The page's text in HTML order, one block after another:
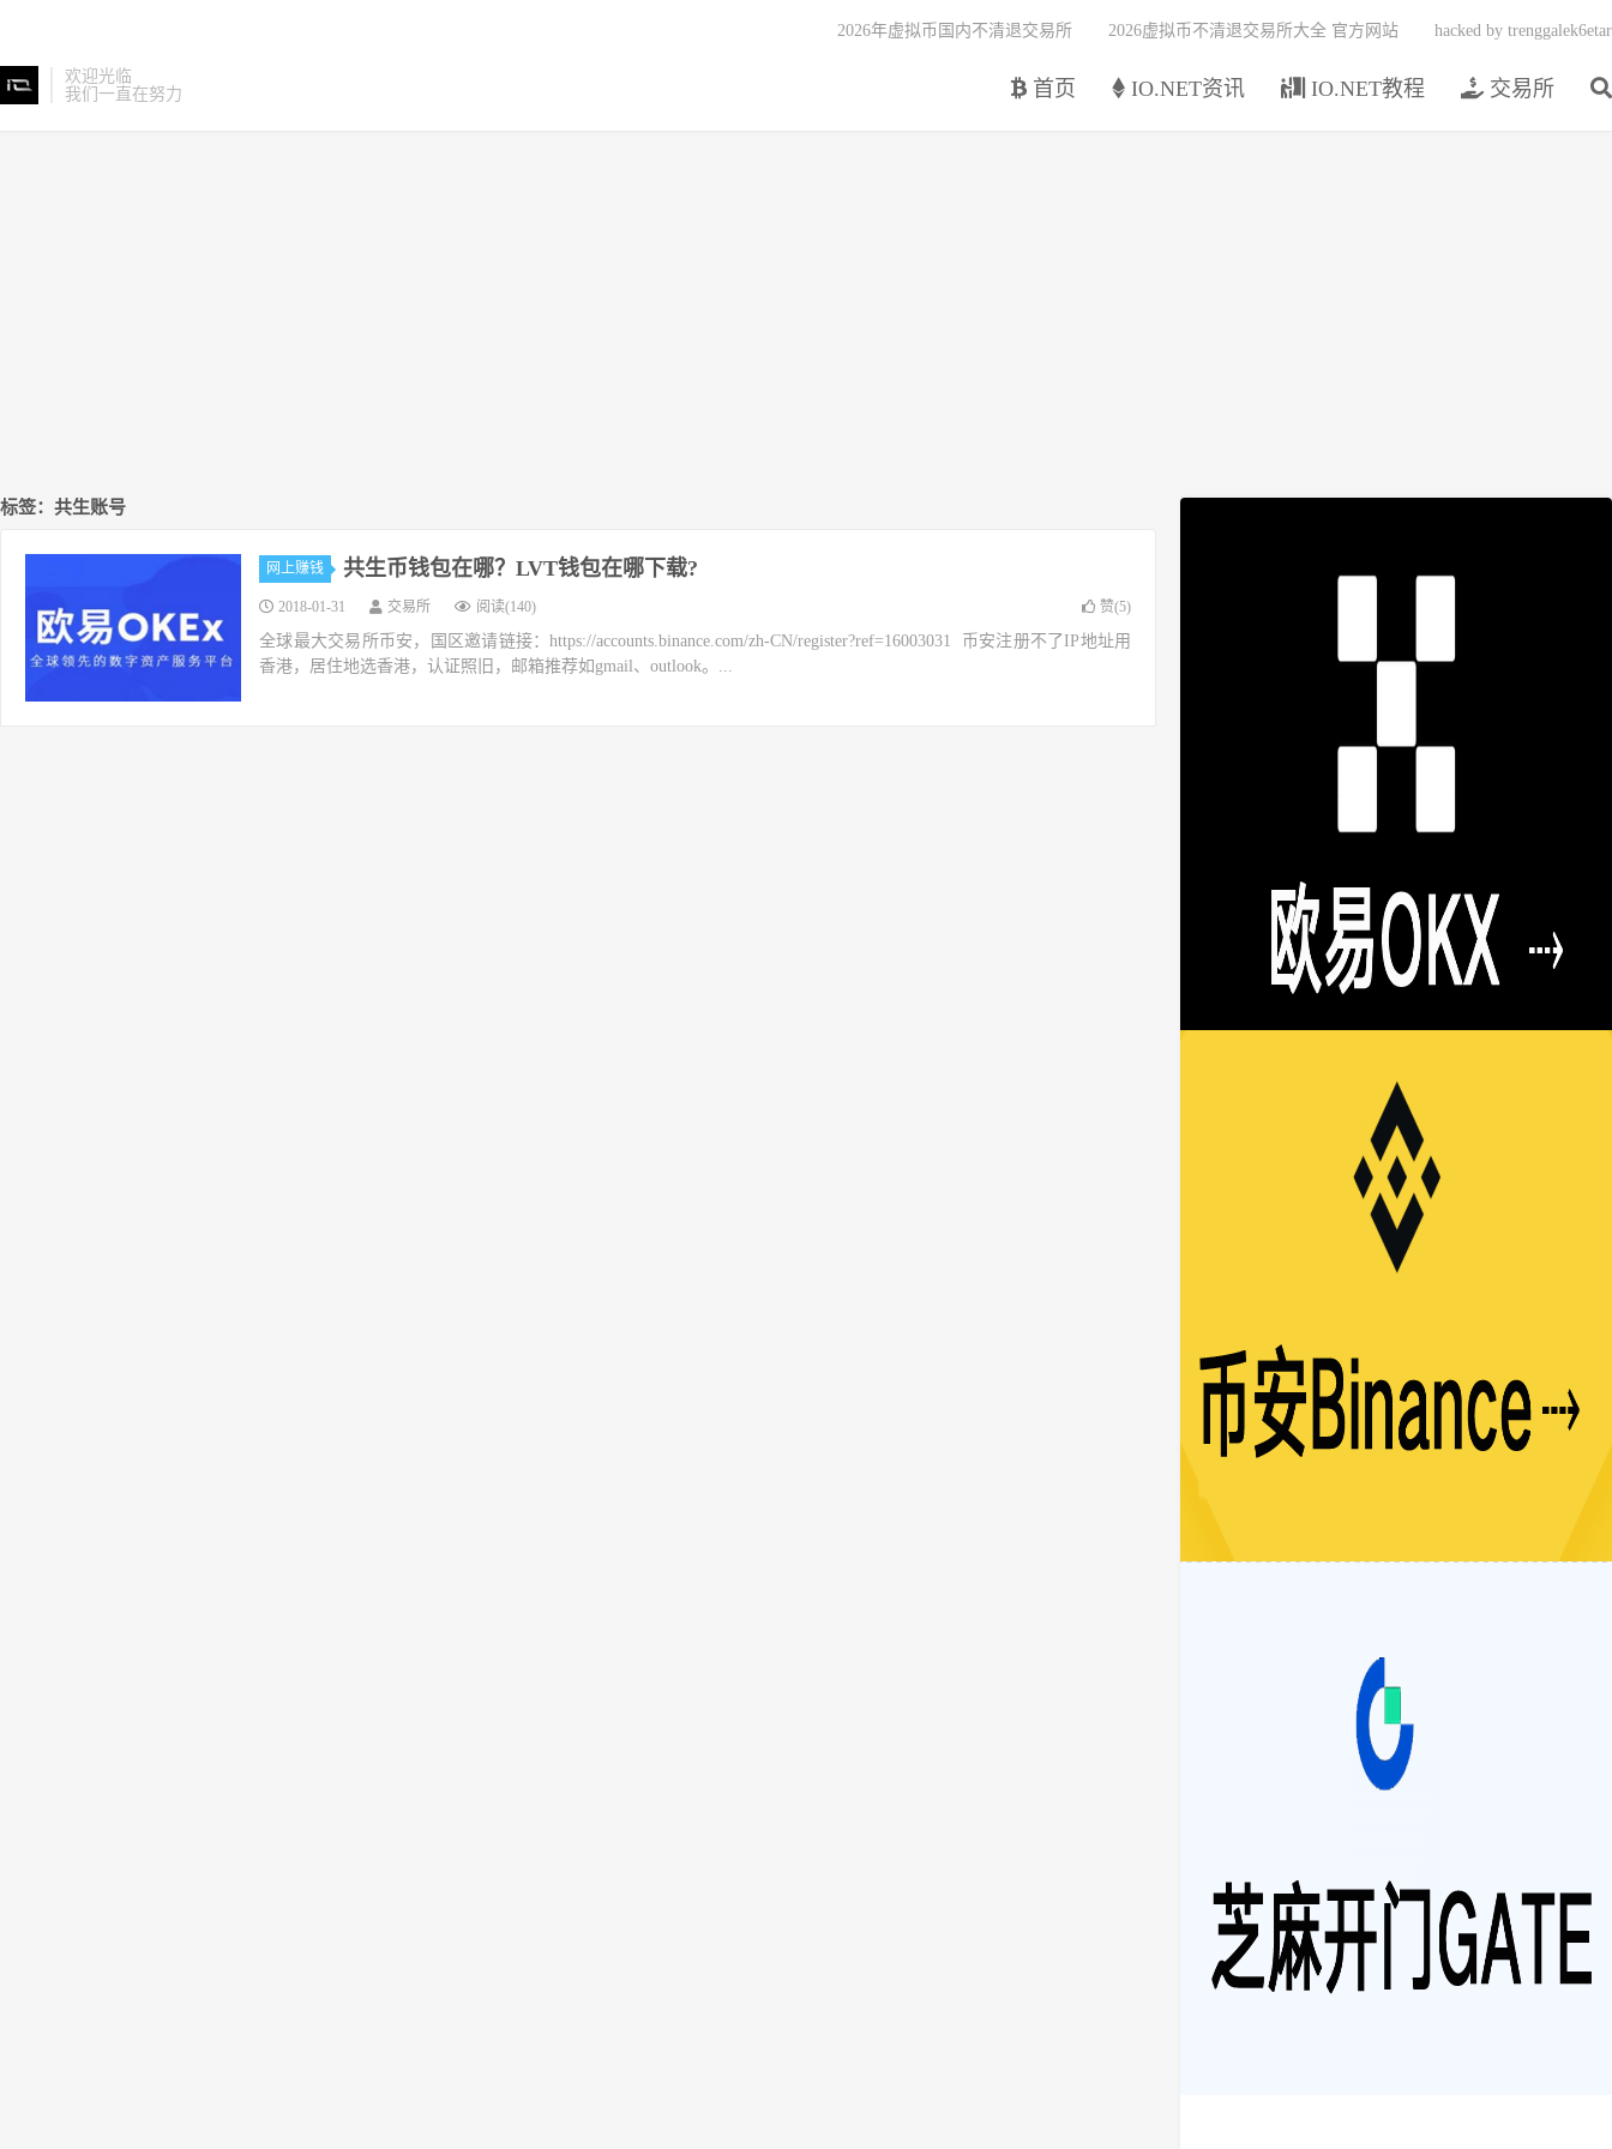
欢迎光临
我们一直在努力
首页 IO.NET资讯 IO.NET教程 交易所
2026年虚拟币国内不清退交易所 2026虚拟币不清退交易所大全 官方网站 hacked by trenggalek6etar
标签：共生账号
网上赚钱 共生币钱包在哪？LVT钱包在哪下载?
2018-01-31 交易所 阅读(140) 赞(5)
全球最大交易所币安，国区邀请链接：https://accounts.binance.com/zh-CN/register?ref=16003031 币安注册不了IP地址用
香港，居住地选香港，认证照旧，邮箱推荐如gmail、outlook。...